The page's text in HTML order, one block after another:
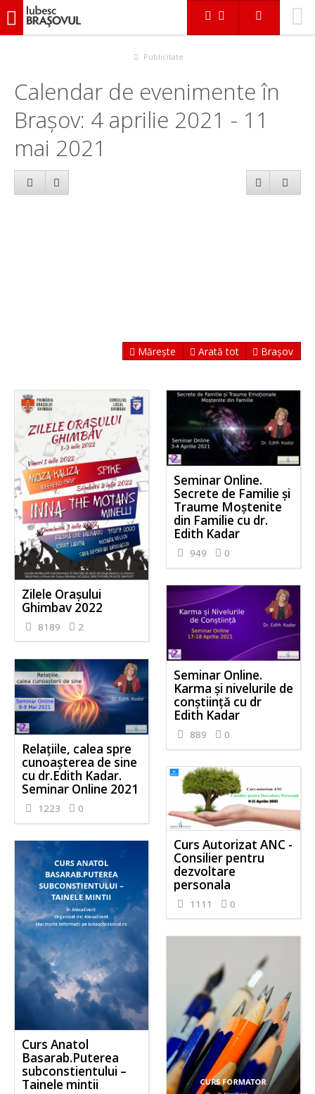
iubescbraşovul.ro
Publicitate
Calendar de evenimente în
Brașov: 4 aprilie 2021 - 11
mai 2021
Mărește Arată tot Brașov
Zilele Orașului
Ghimbav 2022
8189 2
Seminar Online.
Secrete de Familie și
Traume Moștenite
din Familie cu dr.
Edith Kadar
949 0
Seminar Online.
Karma și nivelurile de
conștiință cu dr
Edith Kadar
889 0
Relațiile, calea spre
cunoașterea de sine
cu dr.Edith Kadar.
Seminar Online 2021
1223 0
Curs Autorizat ANC -
Consilier pentru
dezvoltare
personala
1111 0
Curs Anatol
Basarab.Puterea
subconstientului –
Tainele mintii